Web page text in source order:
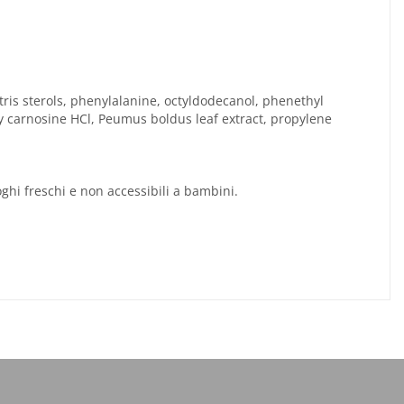
sterols, phenylalanine, octyldodecanol, phenethyl
HCl, Peumus boldus leaf extract, propylene
freschi e non accessibili a bambini.